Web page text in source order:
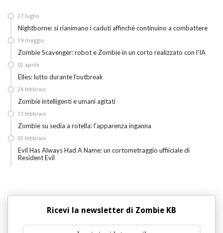
Nightborne: si rianimano i caduti affinchè continuino a combattere
27 luglio
Zombie Scavenger: robot e Zombie in un corto realizzato con l'IA
19 maggio
Elles: lutto durante l'outbreak
02 aprile
Zombie intelligenti e umani agitati
24 febbraio
Zombie su sedia a rotella: l'apparenza inganna
13 febbraio
Evil Has Always Had A Name: un cortometraggio uffiiciale di
Resident Evil
03 febbraio
Ricevi la newsletter di Zombie KB